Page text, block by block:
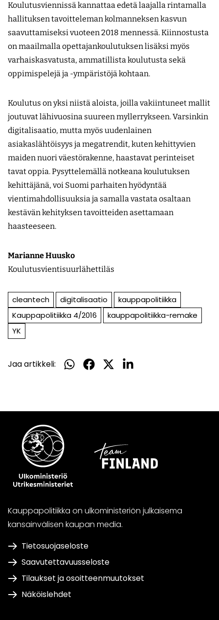
Koulutusviennissä kannattaa edetä laajalla rintamalla
hallituksen tavoitteleman kolmanneksen kasvun
saavuttamiseksi vuoteen 2018 mennessä. Kiinnostusta
on maailmalla opettajankoulutuksen lisäksi myös
varhaiskasvatusta, ammatillista koulutusta sekä
oppimispelejä ja -ympäristöjä kohtaan.
Koulutus on yksi niistä aloista, joilla vakiintuneet mallit
joutuvat lähivuosina suureen myllerrykseen. Varsinkin
digitalisaatio, mutta myös uudenlainen
asiakaslähtöisyys ja megatrendit, kuten kehittyvien
maiden nuori väestörakenne, haastavat perinteiset
tavat oppia. Pysyttelemällä notkeana koulutuksen
kehittäjänä, voi Suomi parhaiten hyödyntää
vientimahdollisuuksia ja samalla vastata osaltaan
kestävän kehityksen tavoitteiden asettamaan
haasteeseen.
Marianne Huusko
Koulutusvientisuurlähettiläs
cleantech digitalisaatio
kauppapolitiikka
Kauppapolitiikka 4/2016
kauppapolitiikka-remake
YK
Jaa artikkeli:
Jaa
Jaa
Jaa
Jaa
Kauppapolitiikka on ulkoministeriön julkaisema
kansainvälisen kaupan media.
Tietosuojaseloste
Saavutettavuusseloste
Tilaukset ja osoitteenmuutokset
Näköislehdet